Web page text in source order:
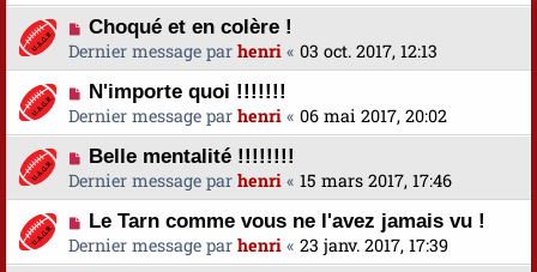
r
Choqué et en colère !
Dernier message par henri « 03 oct. 2017, 12:13
N'importe quoi !!!!!!!
Dernier message par henri « 06 mai 2017, 20:02
Belle mentalité !!!!!!!!
Dernier message par henri « 15 mars 2017, 17:46
Le Tarn comme vous ne l'avez jamais vu !
Dernier message par henri « 23 janv. 2017, 17:39